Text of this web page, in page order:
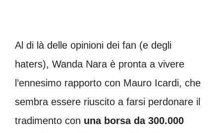
Al di là delle opinioni dei fan (e degli
haters), Wanda Nara è pronta a vivere
l’ennesimo rapporto con Mauro Icardi, che
sembra essere riuscito a farsi perdonare il
tradimento con una borsa da 300.000